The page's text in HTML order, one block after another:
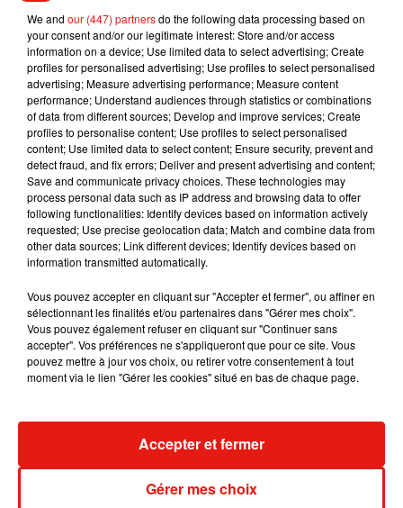
Musique
5 août 2026
Benny Blanco invite Selena Gomez et
Becky G sur son nouveau single
4 août 2026
Tiny Desk invite Charlie Puth pour une
live session solaire
4 août 2026
Ariana Grande prendra une pause après
sa tournée mondiale
Grand Corps Malade emmène Styleto
en road-trip dans son nouveau clip
We and our (447) partnersdo the following data processing based on
your consent and/or our legitimate interest: Store and/or access
information on a device; Use limited data to select advertising; Create
profiles for personalised advertising; Use profiles to select personalised
advertising; Measure advertising performance; Measure content
performance; Understand audiences through statistics or combinations
of data from different sources; Develop and improve services; Create
profiles to personalise content; Use profiles to select personalised
content; Use limited data to select content; Ensure security, prevent and
detect fraud, and fix errors; Deliver and present advertising and content;
Save and communicate privacy choices. These technologies may
process personal data such as IP address and browsing data to offer
following functionalities: Identify devices based on information actively
requested; Use precise geolocation data; Match and combine data from
other data sources; Link different devices; Identify devices based on
information transmitted automatically.
Vous pouvez accepter en cliquant sur "Accepter et fermer", ou affiner en
sélectionnant les finalités et/ou partenaires dans "Gérer mes choix".
Vous pouvez également refuser en cliquant sur "Continuer sans
accepter". Vos préférences ne s'appliqueront que pour ce site. Vous
pouvez mettre à jour vos choix, ou retirer votre consentement à tout
moment via le lien "Gérer les cookies" situé en bas de chaque page.
Gérer mes choix
Accepter et fermer